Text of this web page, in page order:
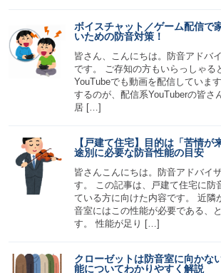
ボイスチャット／ゲーム配信で
いための防音対策！
皆さん、こんにちは。防音アドバ
です。 ご存知の方もいらっしゃる
YouTubeでも動画を配信していま
するのが、配信系YouTuberの皆さ
居 […]
【戸建て住宅】目的は「苦情が
途別に必要な防音性能の目安
皆さんこんにちは。防音アドバイ
す。 この記事は、戸建て住宅に防
ている方に向けた内容です。 近隣
音室にはこの性能が必要である、
す。 性能が足り […]
クローゼットは防音室に向かな
能についてわかりやすく解説